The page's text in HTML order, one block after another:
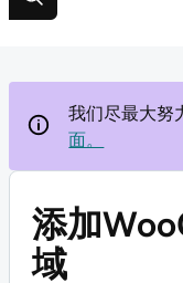
我们尽最大努
面。
添加
域